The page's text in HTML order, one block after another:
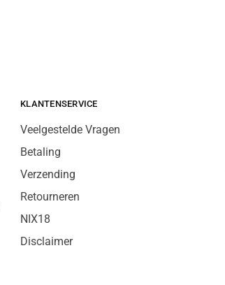
KLANTENSERVICE
Veelgestelde Vragen
Betaling
Verzending
Retourneren
NIX18
Disclaimer